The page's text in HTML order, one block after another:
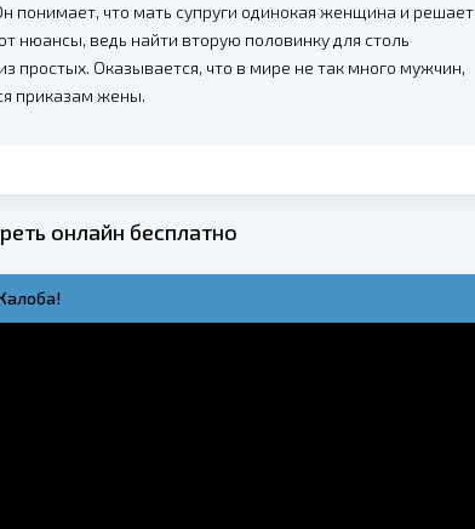
понимает, что мать супруги одинокая женщина и решает
нюансы, ведь найти вторую половинку для столь
простых. Оказывается, что в мире не так много мужчин,
приказам жены.
онлайн бесплатно